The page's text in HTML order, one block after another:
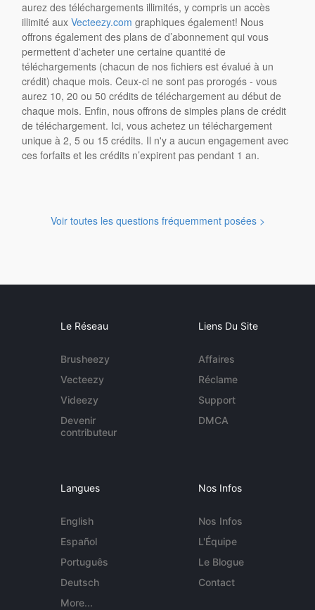
aurez des téléchargements illimités, y compris un accès
illimité auxVecteezy.com graphiques également! Nous
offrons également des plans de d’abonnement qui vous
permettent d'acheter une certaine quantité de
téléchargements (chacun de nos fichiers est évalué à un
crédit) chaque mois. Ceux-ci ne sont pas prorogés - vous
aurez 10, 20 ou 50 crédits de téléchargement au début de
chaque mois. Enfin, nous offrons de simples plans de crédit
de téléchargement. Ici, vous achetez un téléchargement
unique à 2, 5 ou 15 crédits. Il n'y a aucun engagement avec
ces forfaits et les crédits n’expirent pas pendant 1 an.
Voir toutes les questions fréquemment posées >
Le Réseau
Brusheezy
Vecteezy
Videezy
Devenir
contributeur
Liens Du Site
Affaires
Réclame
Support
DMCA
Langues
English
Español
Português
Deutsch
More...
Nos Infos
Nos Infos
L'Équipe
Le Blogue
Contact